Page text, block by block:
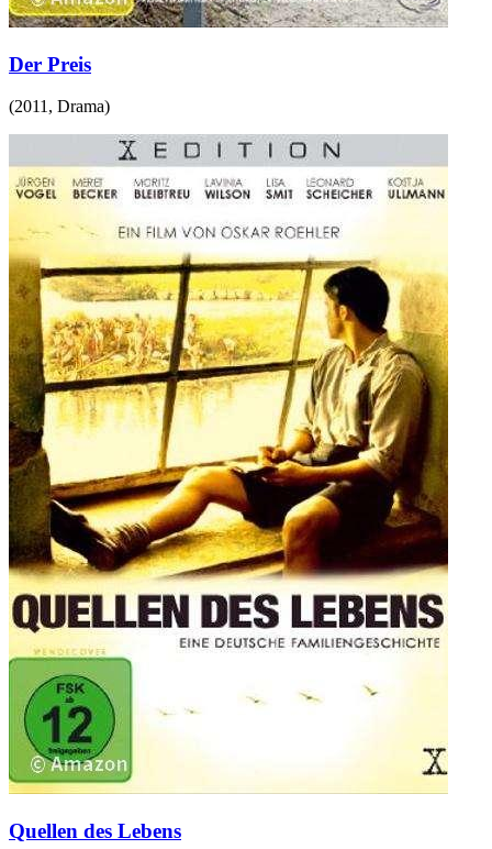
Der Preis
(2011, Drama)
Quellen des Lebens